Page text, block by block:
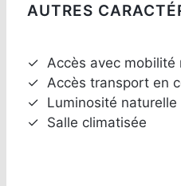
AUTRES
✓ Accès avec mobilité
✓ Accès transport en
✓ Luminosité
✓ Salle climatisée